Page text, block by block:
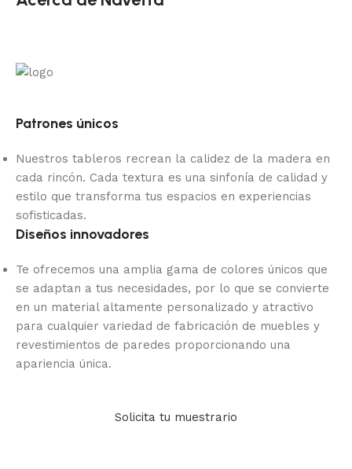
Patrones únicos
Nuestros tableros recrean la calidez de la madera en
cada rincón. Cada textura es una sinfonía de calidad y
estilo que transforma tus espacios en experiencias
sofisticadas.
Diseños innovadores
Te ofrecemos una amplia gama de colores únicos que
se adaptan a tus necesidades, por lo que se convierte
en un material altamente personalizado y atractivo
para cualquier variedad de fabricación de muebles y
revestimientos de paredes proporcionando una
apariencia única.
Solicita tu muestrario